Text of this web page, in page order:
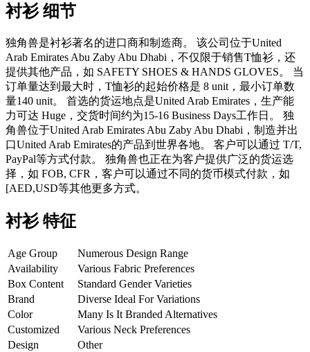
衬衫细节
独角兽是衬衫著名的进口商和制造商。 该公司位于United
Arab Emirates Abu Zaby Abu Dhabi，不仅限于销售T恤衫，还
提供其他产品，如 SAFETY SHOES & HANDS GLOVES。 当
订单量达到最大时，T恤衫的起始价格是 8 unit，最小订单数
量140 unit。 首选的货运地点是United Arab Emirates，生产能
力可达 Huge，交货时间约为15-16 Business Days工作日。 独
角兽位于United Arab Emirates Abu Zaby Abu Dhabi，制造并出
口United Arab Emirates的产品到世界各地。 客户可以通过 T/T,
PayPal等方式付款。 独角兽也正在为客户提供广泛的货运选
择，如 FOB, CFR，客户可以通过不同的货币模式付款，如
[AED,USD等其他更多方式。
衬衫特征
Age Group
Numerous Design Range
Availability
Various Fabric Preferences
Box Content
Standard Gender Varieties
Brand
Diverse Ideal For Variations
Color
Many Is It Branded Alternatives
Customized
Various Neck Preferences
Design
Other